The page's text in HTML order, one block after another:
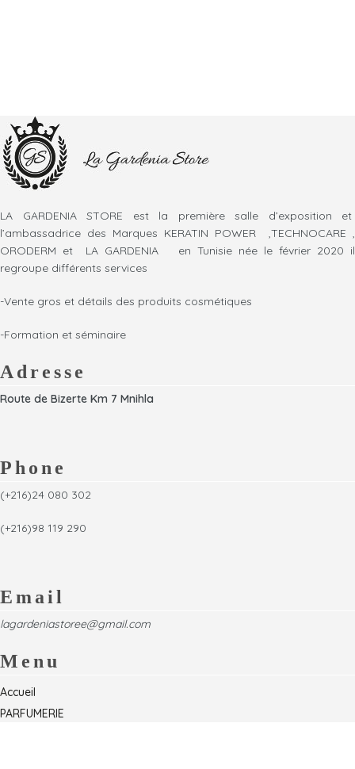
LA GARDENIA STORE est la première salle d’exposition et
l’ambassadrice des Marques KERATIN POWER ,TECHNOCARE ,
ORODERM et LA GARDENIA en Tunisie née le février 2020 il
regroupe différents services
-Vente gros et détails des produits cosmétiques
-Formation et séminaire
Adresse
Route de Bizerte Km 7 Mnihla
Phone
(+216)24 080 302
(+216)98 119 290
Email
lagardeniastoree@gmail.com
Menu
Accueil
PARFUMERIE